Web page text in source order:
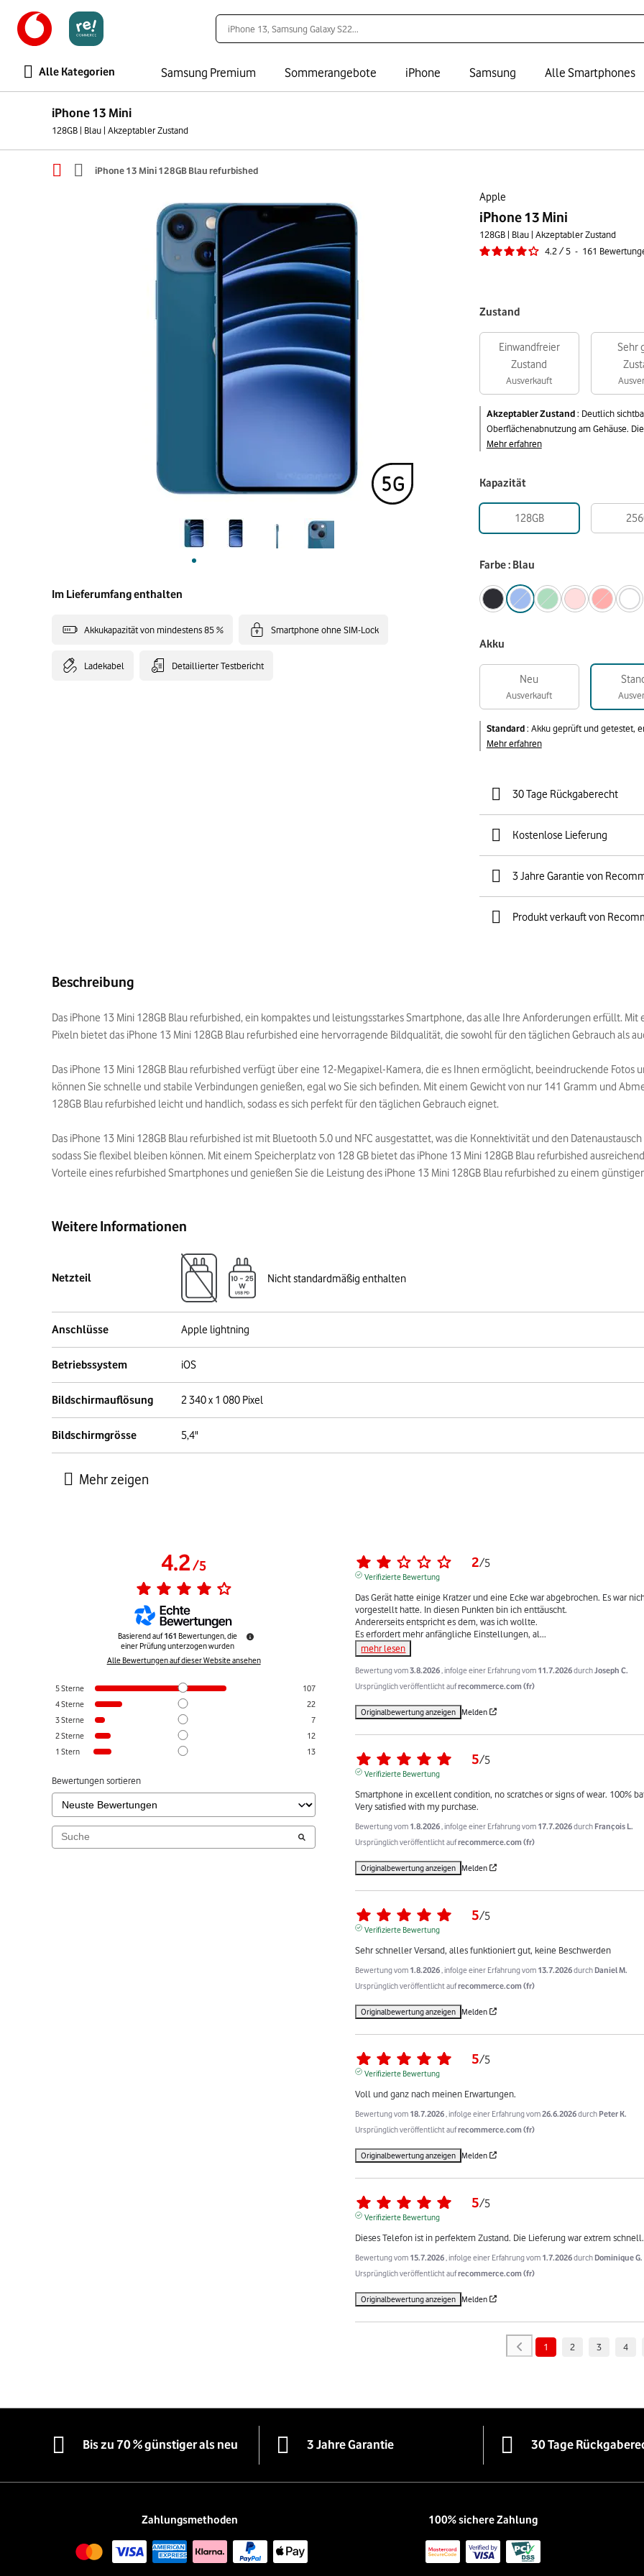
Alle Kategorien Samsung Premium Sommerangebote iPhone Samsung Alle Smartphones
iPhone 13 Mini
128GB | Blau | Akzeptabler Zustand
iPhone 13 Mini 128GB Blau refurbished
Apple
iPhone 13 Mini
128GB | Blau | Akzeptabler Zustand
4.2 / 5 - 161
Im Lieferumfang enthalten
Akkukapazität von mindestens 85 % Smartphone ohne SIM-Lock
Ladekabel Detaillierter Testbericht
Zustand
Einwandfreier
Zustand
Ausverkauft
Sehr
Akzeptabler Zustand: Deutlich
Oberflächenabnutzung am Gehäuse.
Mehr erfahren
Kapazität
128GB
Farbe : Blau
Akku
Neu
Ausverkauft
Standard: Akku geprüft und getestet,
Mehr erfahren
30 Tage Rückgaberecht
Kostenlose Lieferung
3 Jahre Garantie von
Produkt verkauft von
Beschreibung
Das iPhone 13 Mini 128GB Blau refurbished, ein kompaktes und leistungsstarkes Smartphone, das alle Ihre Anforderungen erfüllt.
Pixeln bietet das iPhone 13 Mini 128GB Blau refurbished eine hervorragende Bildqualität, die sowohl für den täglichen Gebrauch als
Das iPhone 13 Mini 128GB Blau refurbished verfügt über eine 12-Megapixel-Kamera, die es Ihnen ermöglicht, beeindruckende Fotos
können Sie schnelle und stabile Verbindungen genießen, egal wo Sie sich befinden. Mit einem Gewicht von nur 141 Gramm und
128GB Blau refurbished leicht und handlich, sodass es sich perfekt für den täglichen Gebrauch eignet.
Das iPhone 13 Mini 128GB Blau refurbished ist mit Bluetooth 5.0 und NFC ausgestattet, was die Konnektivität und den
sodass Sie flexibel bleiben können. Mit einem Speicherplatz von 128 GB bietet das iPhone 13 Mini 128GB Blau refurbished
Vorteile eines refurbished Smartphones und genießen Sie die Leistung des iPhone 13 Mini 128GB Blau refurbished zu einem
Weitere Informationen
Netzteil Nicht standardmäßig enthalten
Anschlüsse Apple lightning
Betriebssystem iOS
Bildschirmauflösung 2 340 x 1 080 Pixel
Bildschirmgrösse 5,4"
4.2/5
Basierend auf161 Bewertungen, die
einer Prüfung unterzogen wurden
Alle Bewertungen auf dieser Website ansehen
5Sterne
107
4Sterne
22
3Sterne
7
2Sterne
12
1 Stern 13
Bewertungen sortieren
2/5
Verifizierte Bewertung
Das Gerät hatte einige Kratzer und eine Ecke war abgebrochen. Es war
vorgestellt hatte. In diesen Punkten bin ich enttäuscht.
Andererseits entspricht es dem, was ich wollte.
Es erfordert mehr anfängliche Einstellungen, al...
mehr lesen
Bewertung vom3.8.2026 , infolge einer Erfahrung vom 11.7.2026durchJoseph C.
Ursprünglich veröffentlicht aufrecommerce.com (fr)
Originalbewertung anzeigen Melden
5/5
Verifizierte Bewertung
Smartphone in excellent condition, no scratches or signs of wear. 100%
Very satisfied with my purchase.
Bewertung vom 1.8.2026 , infolge einer Erfahrung vom 17.7.2026durch François L.
Ursprünglich veröffentlicht aufrecommerce.com (fr)
Originalbewertung anzeigen Melden
5/5
Verifizierte Bewertung
Sehr schneller Versand, alles funktioniert gut, keine Beschwerden
Bewertung vom 1.8.2026 , infolge einer Erfahrung vom 13.7.2026durch Daniel M.
Ursprünglich veröffentlicht aufrecommerce.com (fr)
Originalbewertung anzeigen Melden
5/5
Verifizierte Bewertung
Voll und ganz nach meinen Erwartungen.
Bewertung vom 18.7.2026 , infolge einer Erfahrung vom26.6.2026durch Peter K.
Ursprünglich veröffentlicht aufrecommerce.com (fr)
Originalbewertung anzeigen Melden
5/5
Verifizierte Bewertung
Dieses Telefon ist in perfektem Zustand. Die Lieferung war extrem
Bewertung vom 15.7.2026 , infolge einer Erfahrung vom 1.7.2026durch Dominique G.
Ursprünglich veröffentlicht aufrecommerce.com (fr)
Originalbewertung anzeigen Melden
1 2 3 4
Bis zu 70 % günstiger als neu 3 Jahre Garantie 30 Tage
Zahlungsmethoden 100% sichere Zahlung